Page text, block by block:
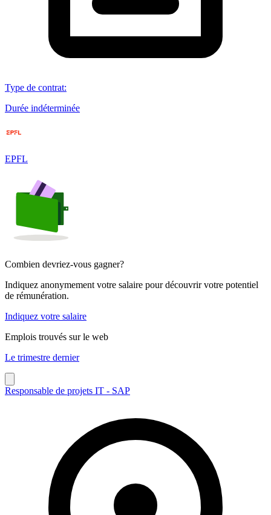
Type de contrat:
Durée indéterminée
EPFL
Combien devriez-vous gagner?
Indiquez anonymement votre salaire pour découvrir votre potentiel
de rémunération.
Indiquez votre salaire
Emplois trouvés sur le web
Le trimestre dernier
Responsable de projets IT - SAP